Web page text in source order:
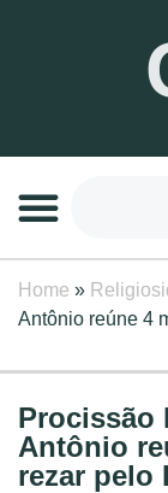
Home »
Antônio reúne 4
Procissão
Antônio
rezar pelo